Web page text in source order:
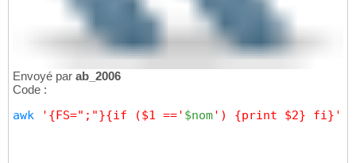
Envoyé par ab_2006
Code :
awk '{FS=";"}{if ($1 ==' $nom') {print $2} fi}'